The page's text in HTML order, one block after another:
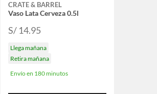
CRATE & BARREL
Vaso Lata Cerveza 0.5l
S/ 14.95
Llega mañana
Retira mañana
Envío en 180 minutos